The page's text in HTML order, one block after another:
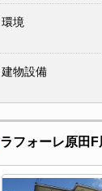
環境
建物設備
ラフォーレ原田